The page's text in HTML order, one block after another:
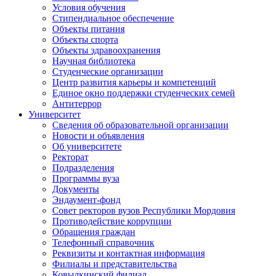
Условия обучения
Стипендиальное обеспечение
Объекты питания
Объекты спорта
Объекты здравоохранения
Научная библиотека
Студенческие организации
Центр развития карьеры и компетенций
Единое окно поддержки студенческих семей
Антитеррор
Университет
Сведения об образовательной организации
Новости и объявления
Об университете
Ректорат
Подразделения
Программы вуза
Документы
Эндаумент-фонд
Совет ректоров вузов Республики Мордовия
Противодействие коррупции
Обращения граждан
Телефонный справочник
Реквизиты и контактная информация
Филиалы и представительства